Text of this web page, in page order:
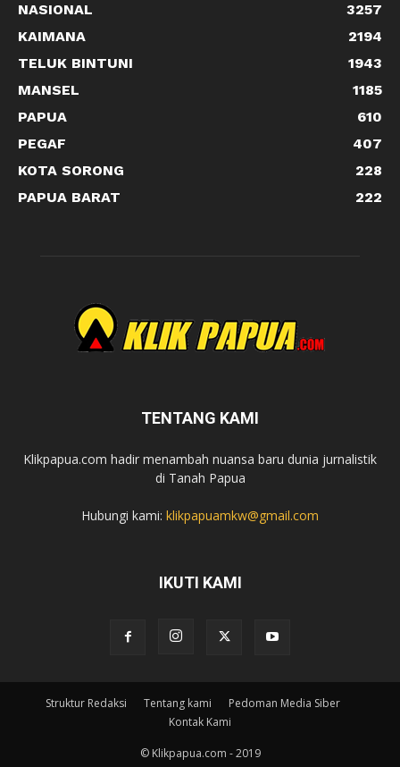
NASIONAL
3257
KAIMANA
2194
TELUK BINTUNI
1943
MANSEL
1185
PAPUA
610
PEGAF
407
KOTA SORONG
228
PAPUA BARAT
222
TENTANG KAMI
Klikpapua.com hadir menambah nuansa baru dunia jurnalistik
di Tanah Papua
Hubungi kami: klikpapuamkw@gmail.com
IKUTI KAMI
Struktur Redaksi Tentang kami
Pedoman Media Siber
Kontak Kami
© Klikpapua.com - 2019